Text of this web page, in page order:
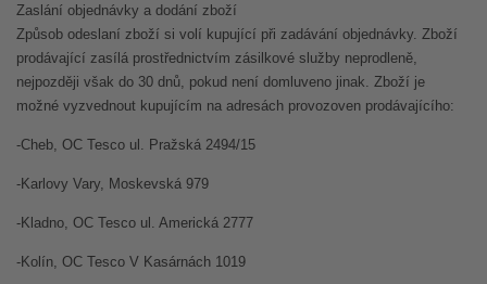
Zaslání objednávky a dodání zboží
Způsob odeslaní zboží si volí kupující při zadávání objednávky. Zboží
prodávající zasílá prostřednictvím zásilkové služby neprodleně
nejpozději však do 30 dnů, pokud není domluveno jinak. Zboží je
možné vyzvednout kupujícím na adresách provozoven prodávajícího:
-Cheb, OC Tesco ul. Pražská 2494/15
-Karlovy Vary, Moskevská 979
-Kladno, OC Tesco ul. Americká 2777
-Kolín, OC Tesco V Kasárnách 1019